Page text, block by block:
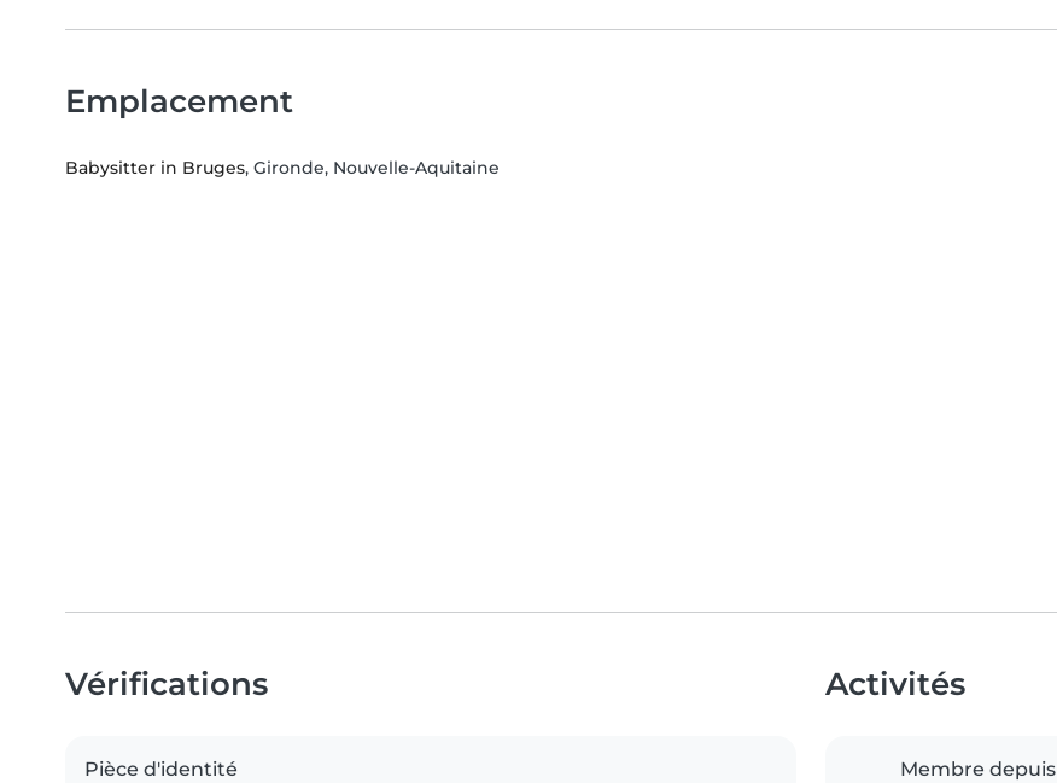
Emplacement
Babysitter in Bruges, Gironde, Nouvelle-Aquitaine
Vérifications
Pièce d'identité
Activités
Membre depuis